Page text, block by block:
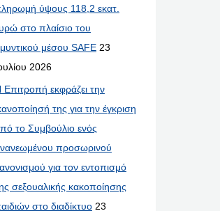
ύψους 118,2 εκατ.
στο πλαίσιο του
μέσου SAFE 23
2026
Επιτροπή εκφράζει την
της για την έγκριση
το Συμβούλιο ενός
προσωρινού
για τον εντοπισμό
σεξουαλικής κακοποίησης
στο διαδίκτυο 23